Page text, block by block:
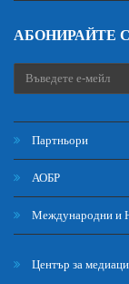
АБОНИРАЙТЕ
Партньори
АОБР
Международни и
Център за